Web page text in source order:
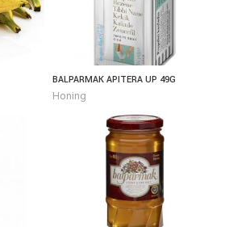
BALPARMAK APITERA UP 49G
Honing